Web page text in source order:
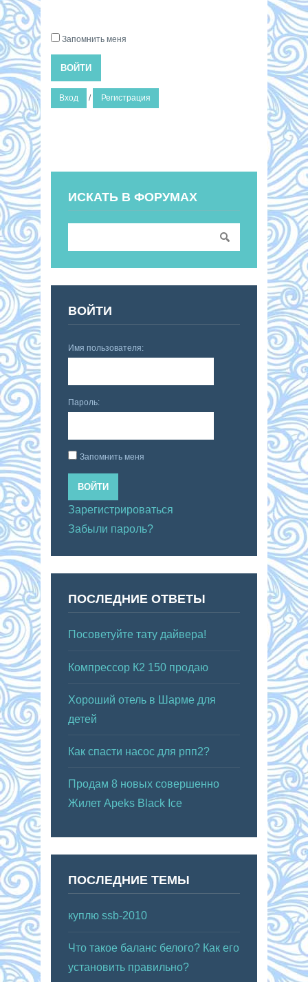
Запомнить меня
ВОЙТИ
Вход / Регистрация
ИСКАТЬ В ФОРУМАХ
ВОЙТИ
Имя пользователя:
Пароль:
Запомнить меня
ВОЙТИ
Зарегистрироваться
Забыли пароль?
ПОСЛЕДНИЕ ОТВЕТЫ
Посоветуйте тату дайвера!
Компрессор К2 150 продаю
Хороший отель в Шарме для
детей
Как спасти насос для рпп2?
Продам 8 новых совершенно
Жилет Apeks Black Ice
ПОСЛЕДНИЕ ТЕМЫ
куплю ssb-2010
Что такое баланс белого? Как его
установить правильно?